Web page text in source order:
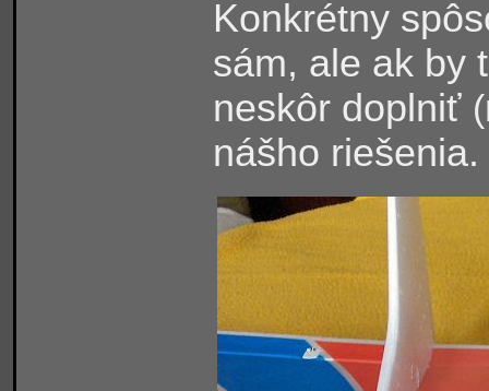
Konkrétny
sám, ale ak by
neskôr doplniť (
nášho riešenia.